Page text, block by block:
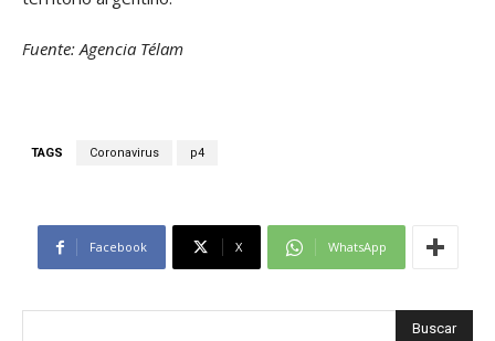
Fuente: Agencia Télam
TAGS Coronavirus p4
Facebook X WhatsApp